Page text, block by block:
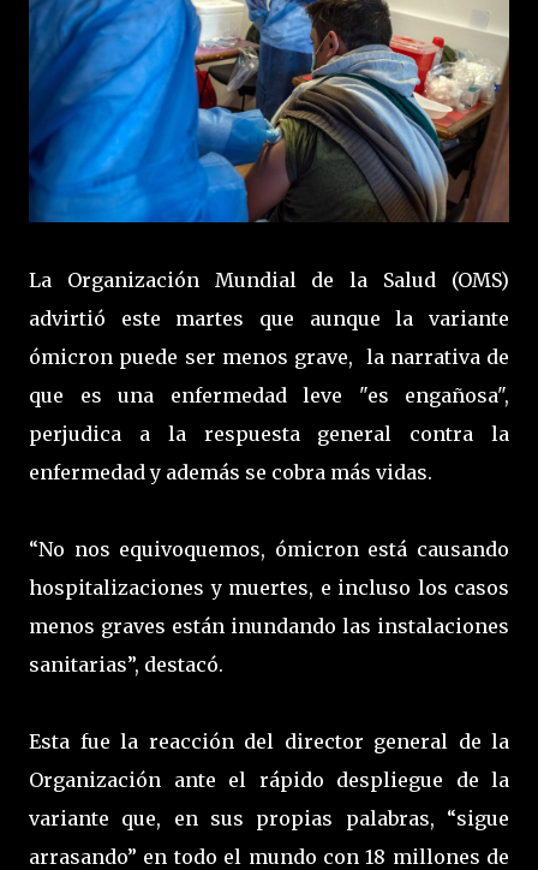
La Organización Mundial de la Salud (OMS)
advirtió este martes que aunque la variante
ómicron puede ser menos grave, la narrativa de
que es una enfermedad leve "es engañosa",
perjudica a la respuesta general contra la
enfermedad y además se cobra más vidas.
“No nos equivoquemos, ómicron está causando
hospitalizaciones y muertes, e incluso los casos
menos graves están inundando las instalaciones
sanitarias”, destacó.
Esta fue la reacción del director general de la
Organización ante el rápido despliegue de la
variante que, en sus propias palabras, “sigue
arrasando” en todo el mundo con 18 millones de